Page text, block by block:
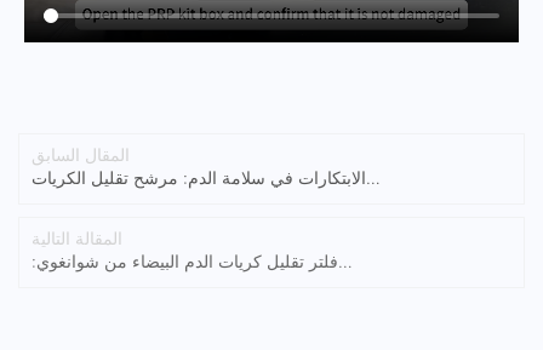
المقال السابق
الابتكارات في سلامة الدم: مرشح تقليل الكريات
المقالة التالية
فلتر تقليل كريات الدم البيضاء من شوانغوي: